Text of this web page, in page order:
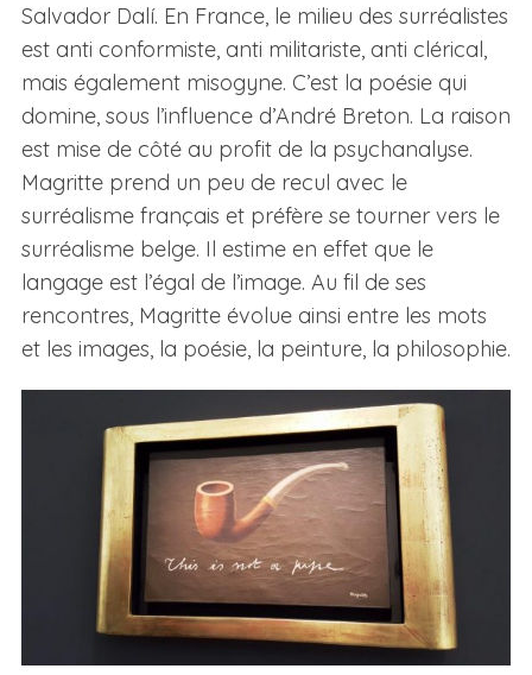
Salvador Dalí. En France, le milieu des surréalistes
est anti conformiste, anti militariste, anti clérical,
mais également misogyne. C’est la poésie qui
domine, sous l’influence d’André Breton. La raison
est mise de côté au profit de la psychanalyse.
Magritte prend un peu de recul avec le
surréalisme français et préfère se tourner vers le
surréalisme belge. Il estime en effet que le
langage est l’égal de l’image. Au fil de ses
rencontres, Magritte évolue ainsi entre les mots
et les images, la poésie, la peinture, la philosophie.